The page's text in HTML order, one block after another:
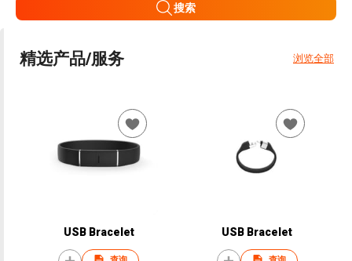
搜索
精选产品/服务 浏览全部
USB Bracelet USB Bracelet